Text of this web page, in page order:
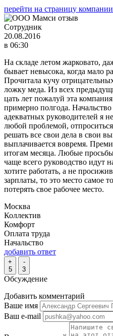
перейти на страницу компании
Сотрудник
20.08.2016
в 06:30
На складе летом жарковато,
бывает невысока, когда мало
Прочитала кучу
ложку меда. Из всех
цать лет пожалуй эта
примерно полгода.
адекватных руководителей я
любой проблемой,
решать все свои дела в свои
выплачивается вовремя.
итогам месяца. Любые
чаще всего руководство идут
хотите работать, а не
зарплаты, то это место самое
потерять свое рабочее место.
Москва
Коллектив
Комфорт
Оплата труда
Начальство
добавить ответ
+
5
-
3
Обсуждение
Добавить комментарий
Ваше имя
Ваш e-mail